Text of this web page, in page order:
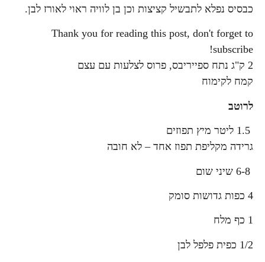
כבסיס נפלא לתבשיל קציצות וכן בן לוויה ראוי לאורז לבן.
Thank you for reading this post, don't forget to
subscribe!
2 ק"ג נתח ספייריבס, פרוס לצלעות עם עצם
קמח לקימוח
לרוטב
גרידה מקליפת תפוז אחד – לא חובה
4 כפות גדושות סומק
1 כף מלח
1/2 כפית פלפל לבן